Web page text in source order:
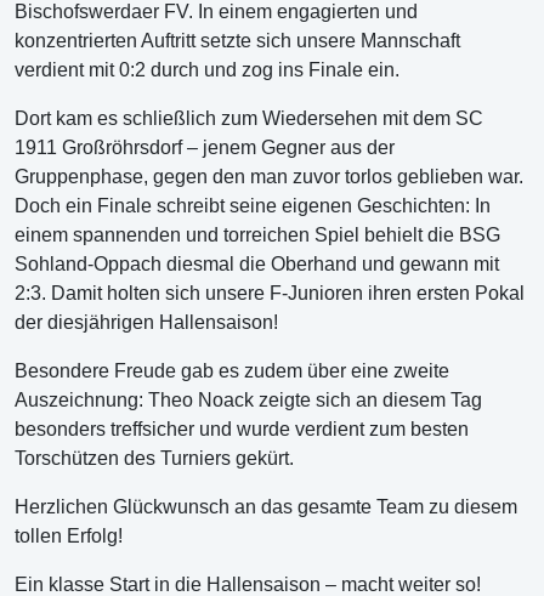
Bischofswerdaer FV. In einem engagierten und
konzentrierten Auftritt setzte sich unsere Mannschaft
verdient mit 0:2 durch und zog ins Finale ein.
Dort kam es schließlich zum Wiedersehen mit dem SC
1911 Großröhrsdorf – jenem Gegner aus der
Gruppenphase, gegen den man zuvor torlos geblieben war.
Doch ein Finale schreibt seine eigenen Geschichten: In
einem spannenden und torreichen Spiel behielt die BSG
Sohland-Oppach diesmal die Oberhand und gewann mit
2:3. Damit holten sich unsere F-Junioren ihren ersten Pokal
der diesjährigen Hallensaison!
Besondere Freude gab es zudem über eine zweite
Auszeichnung: Theo Noack zeigte sich an diesem Tag
besonders treffsicher und wurde verdient zum besten
Torschützen des Turniers gekürt.
Herzlichen Glückwunsch an das gesamte Team zu diesem
tollen Erfolg!
Ein klasse Start in die Hallensaison – macht weiter so!